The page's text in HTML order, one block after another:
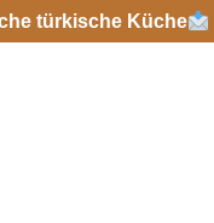
türkische Küche